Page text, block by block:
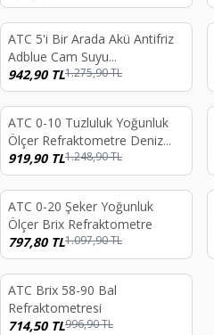
%26
ATC 5'i Bir Arada Akü Antifriz
Adblue Cam Suyu
Refraktometresi
942,90TL1.275,90TL
%26
ATC 0-10 Tuzluluk Yoğunluk
Ölçer Refraktometre Deniz
Akvaryumu
919,90TL1.248,90TL
%27
ATC 0-20 Şeker Yoğunluk
Ölçer Brix Refraktometre
797,80TL1.097,90TL
%28
ATC Brix 58-90 Bal
Refraktometresi
714,50TL996,90TL